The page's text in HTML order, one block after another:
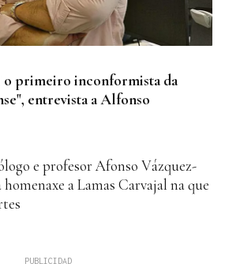
o primeiro inconformista da
entrevista a Alfonso
e profesor Afonso Vázquez-
a Lamas Carvajal na que